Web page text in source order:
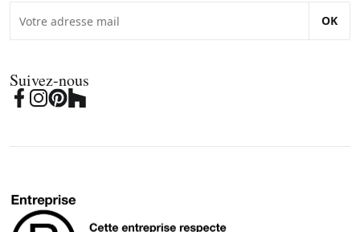
OK
Suivez-nous